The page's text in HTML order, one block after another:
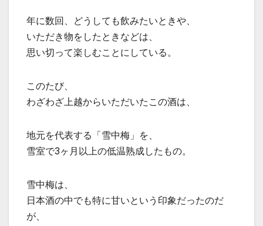
年に数回、どうしても飲みたいときや、
いただき物をしたときなどは、
思い切って楽しむことにしている。
このたび、
わざわざ上越からいただいたこの酒は、
地元を代表する「雪中梅」を、
雪室で3ヶ月以上の低温熟成したもの。
雪中梅は、
日本酒の中でも特に甘いという印象だったのだ
が、